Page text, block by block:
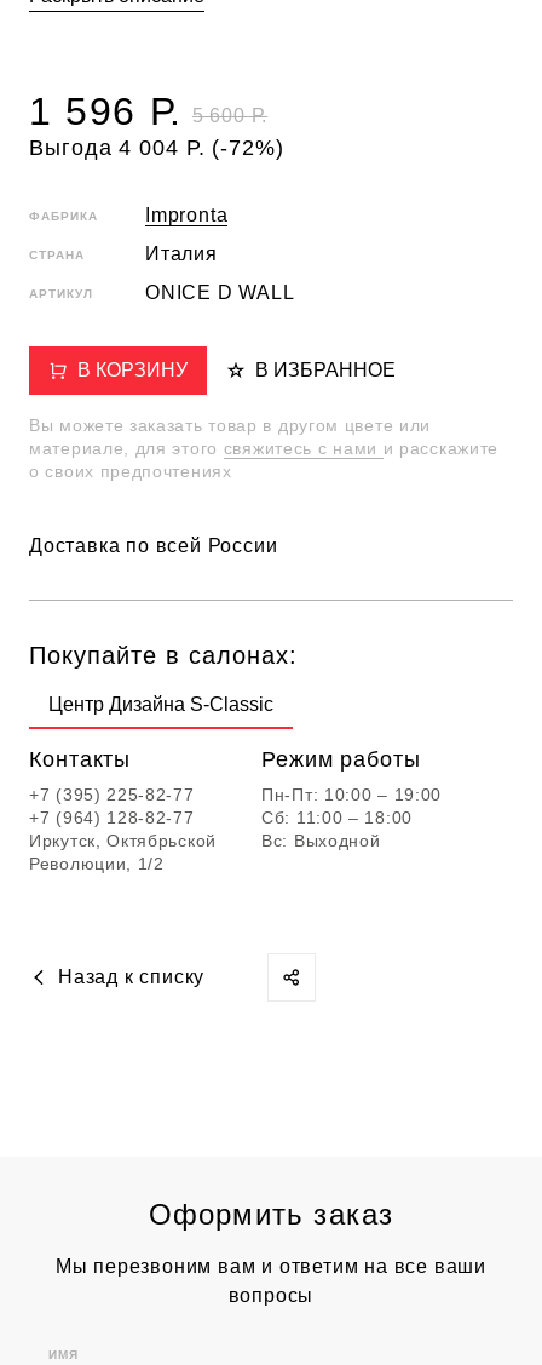
5 600 Р.
1 596 Р.
Выгода 4 004 Р. (-72%)
ФАБРИКА Impronta
СТРАНА Италия
АРТИКУЛ ONICE D WALL
В КОРЗИНУ В ИЗБРАННОЕ
Вы можете заказать товар в другом цвете или
материале, для этого свяжитесь с нами и расскажите
о своих предпочтениях
Доставка по всей России
Покупайте в салонах:
Центр Дизайна S-Classic
Контакты
+7 (395) 225-82-77
+7 (964) 128-82-77
Иркутск, Октябрьской
Революции, 1/2
Режим работы
Пн-Пт: 10:00 – 19:00
Сб: 11:00 – 18:00
Вс: Выходной
Назад к списку
Оформить заказ
Мы перезвоним вам и ответим на все ваши
вопросы
ИМЯ